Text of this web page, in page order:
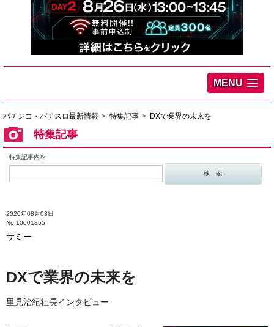
MENU
パチンコ・パチスロ最新情報 特集記事 DXで業界の未来を
特集記事
特集記事内を
2020年08月03日
No.10001855
サミー
DXで業界の未来を
里見治紀社長インタビュー